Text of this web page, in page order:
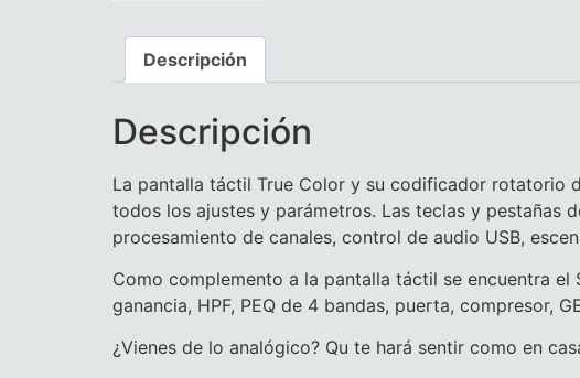
Descripción
Descripción
La pantalla táctil True Color y su codificador rotatorio
todos los ajustes y parámetros. Las teclas y pestañas
procesamiento de canales, control de audio USB,
Como complemento a la pantalla táctil se encuentra
ganancia, HPF, PEQ de 4 bandas, puerta, compresor,
¿Vienes de lo analógico? Qu te hará sentir como en